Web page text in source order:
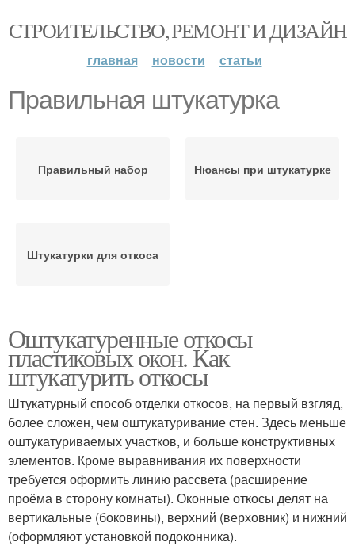
СТРОИТЕЛЬСТВО, РЕМОНТ И ДИЗАЙН
главная новости статьи
Правильная штукатурка
Правильный набор Нюансы при штукатурке
Штукатурки для откоса
Оштукатуренные откосы
пластиковых окон. Как
штукатурить откосы
Штукатурный способ отделки откосов, на первый взгляд,
более сложен, чем оштукатуривание стен. Здесь меньше
оштукатуриваемых участков, и больше конструктивных
элементов. Кроме выравнивания их поверхности
требуется оформить линию рассвета (расширение
проёма в сторону комнаты). Оконные откосы делят на
вертикальные (боковины), верхний (верховник) и нижний
(оформляют установкой подоконника).